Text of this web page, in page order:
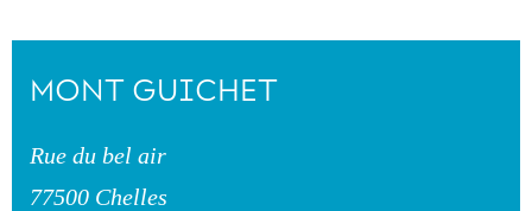
MONT GUICHET
Rue du bel air
77500 Chelles